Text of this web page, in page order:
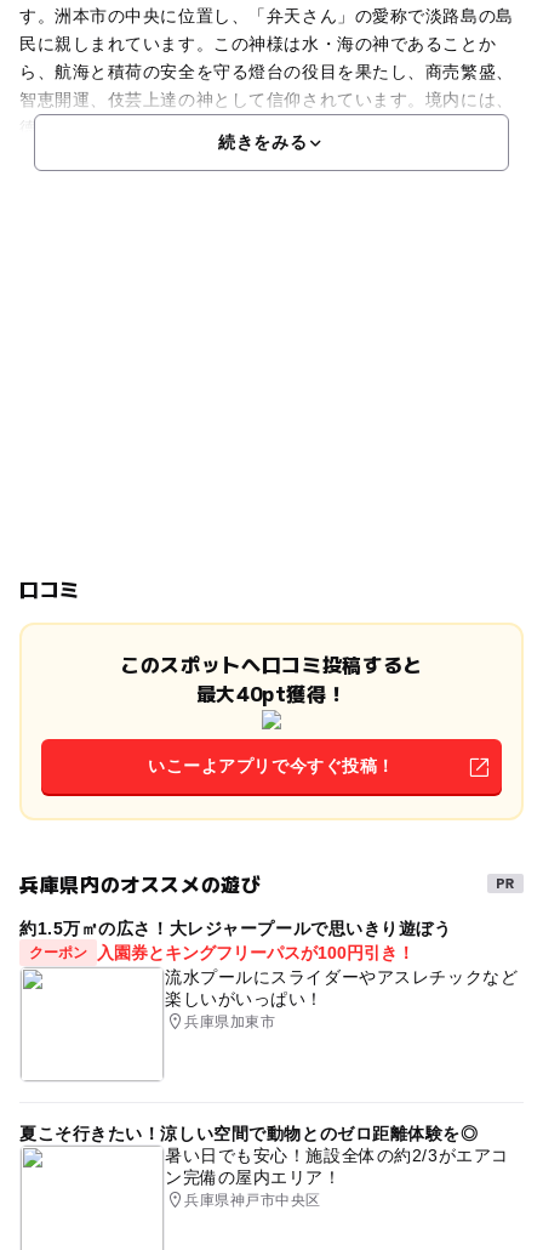
す。洲本市の中央に位置し、「弁天さん」の愛称で淡路島の島
民に親しまれています。この神様は水・海の神であることか
ら、航海と積荷の安全を守る燈台の役目を果たし、商売繁盛、
智恵開運、伎芸上達の神として信仰されています。境内には、
徳島
続きをみる
口コミ
このスポットへ口コミ投稿すると
最大40pt獲得！
いこーよアプリで今すぐ投稿！
兵庫県内のオススメの遊び
約1.5万㎡の広さ！大レジャープールで思いきり遊ぼう
クーポン
入園券とキングフリーパスが100円引き！
流水プールにスライダーやアスレチックなど
楽しいがいっぱい！
兵庫県加東市
夏こそ行きたい！涼しい空間で動物とのゼロ距離体験を◎
暑い日でも安心！施設全体の約2/3がエアコ
ン完備の屋内エリア！
兵庫県神戸市中央区